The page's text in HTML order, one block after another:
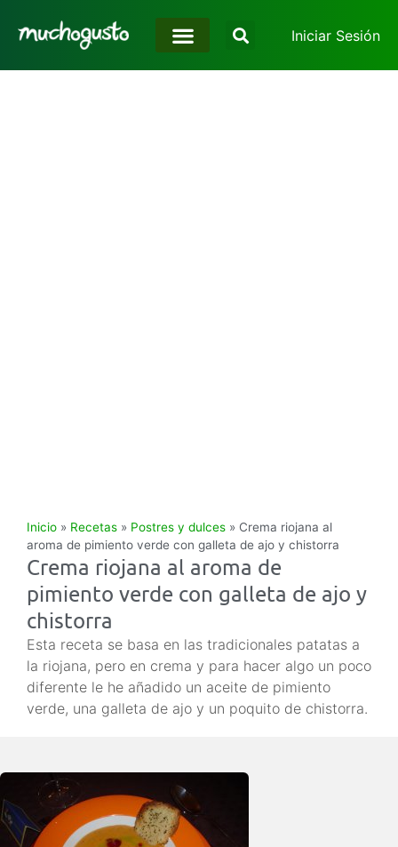
Iniciar Sesión
Inicio » Recetas » Postres y dulces » Crema riojana al
aroma de pimiento verde con galleta de ajo y chistorra
Crema riojana al aroma de
pimiento verde con galleta de ajo y
chistorra
Esta receta se basa en las tradicionales patatas a
la riojana, pero en crema y para hacer algo un poco
diferente le he añadido un aceite de pimiento
verde, una galleta de ajo y un poquito de chistorra.